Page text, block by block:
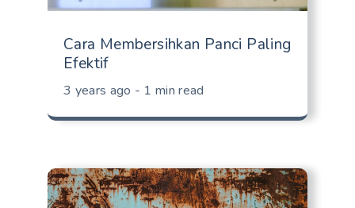
Cara Membersihkan Panci Paling
Efektif
3 years ago - 1 min read